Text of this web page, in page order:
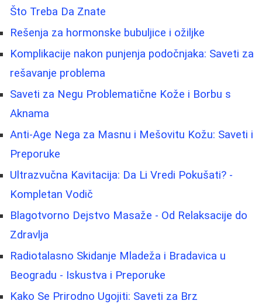
Što Treba Da Znate
Rešenja za hormonske bubuljice i ožiljke
Komplikacije nakon punjenja podočnjaka: Saveti za
rešavanje problema
Saveti za Negu Problematične Kože i Borbu s
Aknama
Anti-Age Nega za Masnu i Mešovitu Kožu: Saveti i
Preporuke
Ultrazvučna Kavitacija: Da Li Vredi Pokušati? -
Kompletan Vodič
Blagotvorno Dejstvo Masaže - Od Relaksacije do
Zdravlja
Radiotalasno Skidanje Mladeža i Bradavica u
Beogradu - Iskustva i Preporuke
Kako Se Prirodno Ugojiti: Saveti za Brz